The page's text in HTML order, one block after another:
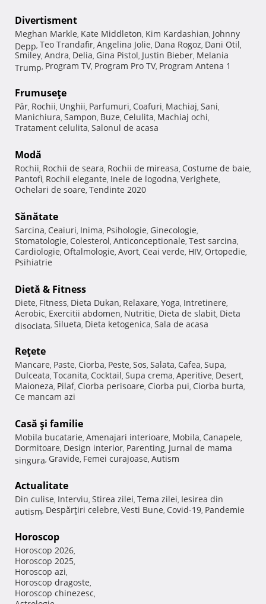
Divertisment
Meghan Markle, Kate Middleton, Kim Kardashian, Johnny
Depp, Teo Trandafir, Angelina Jolie, Dana Rogoz, Dani Otil,
Smiley, Andra, Delia, Gina Pistol, Justin Bieber, Melania
Trump, Program TV, Program Pro TV, Program Antena 1
Frumuseţe
Păr, Rochii, Unghii, Parfumuri, Coafuri, Machiaj, Sani,
Manichiura, Sampon, Buze, Celulita, Machiaj ochi,
Tratament celulita, Salonul de acasa
Modă
Rochii, Rochii de seara, Rochii de mireasa, Costume de baie,
Pantofi, Rochii elegante, Inele de logodna, Verighete,
Ochelari de soare, Tendinte 2020
Sănătate
Sarcina, Ceaiuri, Inima, Psihologie, Ginecologie,
Stomatologie, Colesterol, Anticonceptionale, Test sarcina,
Cardiologie, Oftalmologie, Avort, Ceai verde, HIV, Ortopedie,
Psihiatrie
Dietă & Fitness
Diete, Fitness, Dieta Dukan, Relaxare, Yoga, Intretinere,
Aerobic, Exercitii abdomen, Nutritie, Dieta de slabit, Dieta
disociata, Silueta, Dieta ketogenica, Sala de acasa
Reţete
Mancare, Paste, Ciorba, Peste, Sos, Salata, Cafea, Supa,
Dulceata, Tocanita, Cocktail, Supa crema, Aperitive, Desert,
Maioneza, Pilaf, Ciorba perisoare, Ciorba pui, Ciorba burta,
Ce mancam azi
Casă şi familie
Mobila bucatarie, Amenajari interioare, Mobila, Canapele,
Dormitoare, Design interior, Parenting, Jurnal de mama
singura, Gravide, Femei curajoase, Autism
Actualitate
Din culise, Interviu, Stirea zilei, Tema zilei, Iesirea din
autism, Despărţiri celebre, Vesti Bune, Covid-19, Pandemie
Horoscop
Horoscop 2026,
Horoscop 2025,
Horoscop azi,
Horoscop dragoste,
Horoscop chinezesc,